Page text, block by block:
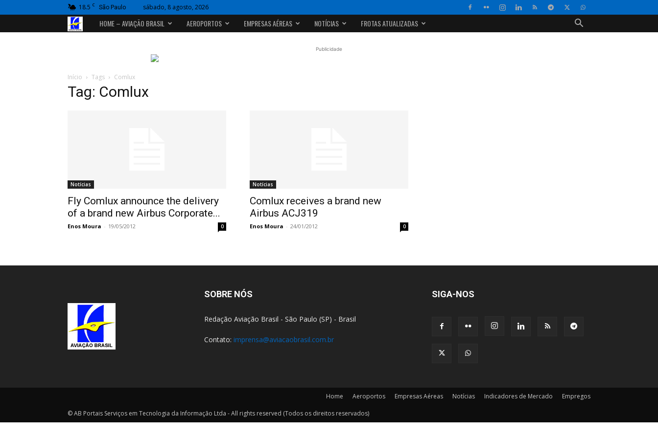
18.5 C São Paulo sábado, 8 agosto, 2026
Portal
HOME – AVIAÇÃO BRASIL AEROPORTOS EMPRESAS AÉREAS NOTÍCIAS FROTAS ATUALIZADAS
Publicidade
Início Tags Comlux
Tag: Comlux
Notícias
Fly Comlux announce the delivery
of a brand new Airbus Corporate...
Enos Moura - 19/05/2012 0
Notícias
Comlux receives a brand new
Airbus ACJ319
Enos Moura - 24/01/2012 0
SOBRE NÓS
Redação Aviação Brasil - São Paulo (SP) - Brasil
Contato: imprensa@aviacaobrasil.com.br
SIGA-NOS
Home Aeroportos Empresas Aéreas Notícias Indicadores de Mercado Empregos
© AB Portais Serviços em Tecnologia da Informação Ltda - All rights reserved (Todos os direitos reservados)